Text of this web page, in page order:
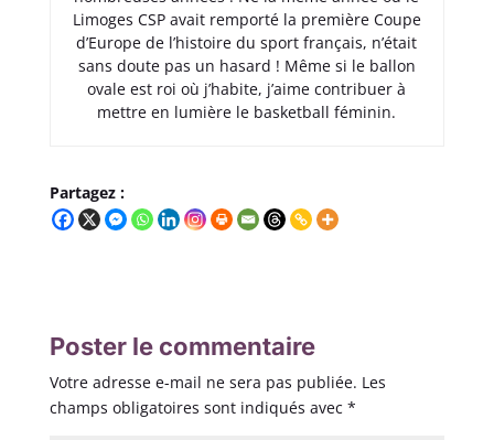
Limoges CSP avait remporté la première Coupe
d’Europe de l’histoire du sport français, n’était
sans doute pas un hasard ! Même si le ballon
ovale est roi où j’habite, j’aime contribuer à
mettre en lumière le basketball féminin.
Partagez :
Poster le commentaire
Votre adresse e-mail ne sera pas publiée. Les
champs obligatoires sont indiqués avec *